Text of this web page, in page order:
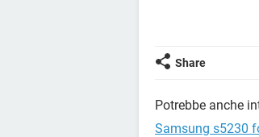
Share
Potrebbe anche
Samsung s5230